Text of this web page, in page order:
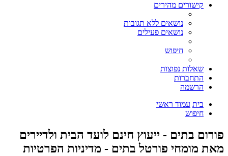
קישורים מהירים
נושאים ללא תגובות
נושאים פעילים
חיפוש
שאלות נפוצות
התחברות
הרשמה
בית עמוד ראשי
חיפוש
פורום בתים - ייעוץ חינם לועד הבית ולדיירים
מאת מומחי פורטל בתים - מדיניות הפרטיות